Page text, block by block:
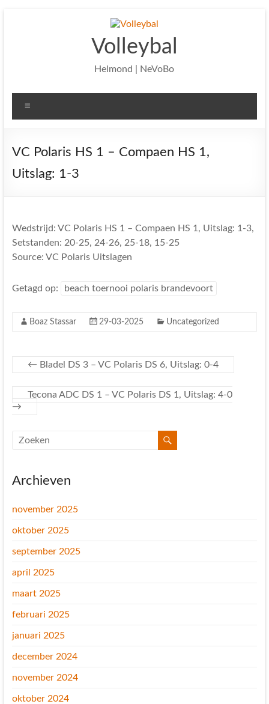
Volleybal
Helmond | NeVoBo
VC Polaris HS 1 – Compaen HS 1,
Uitslag: 1-3
Wedstrijd: VC Polaris HS 1 – Compaen HS 1, Uitslag: 1-3,
Setstanden: 20-25, 24-26, 25-18, 15-25
Source: VC Polaris Uitslagen
Getagd op: beach toernooi polaris brandevoort
Boaz Stassar 29-03-2025 Uncategorized
← Bladel DS 3 – VC Polaris DS 6, Uitslag: 0-4
Tecona ADC DS 1 – VC Polaris DS 1, Uitslag: 4-0
→
Archieven
november 2025
oktober 2025
september 2025
april 2025
maart 2025
februari 2025
januari 2025
december 2024
november 2024
oktober 2024